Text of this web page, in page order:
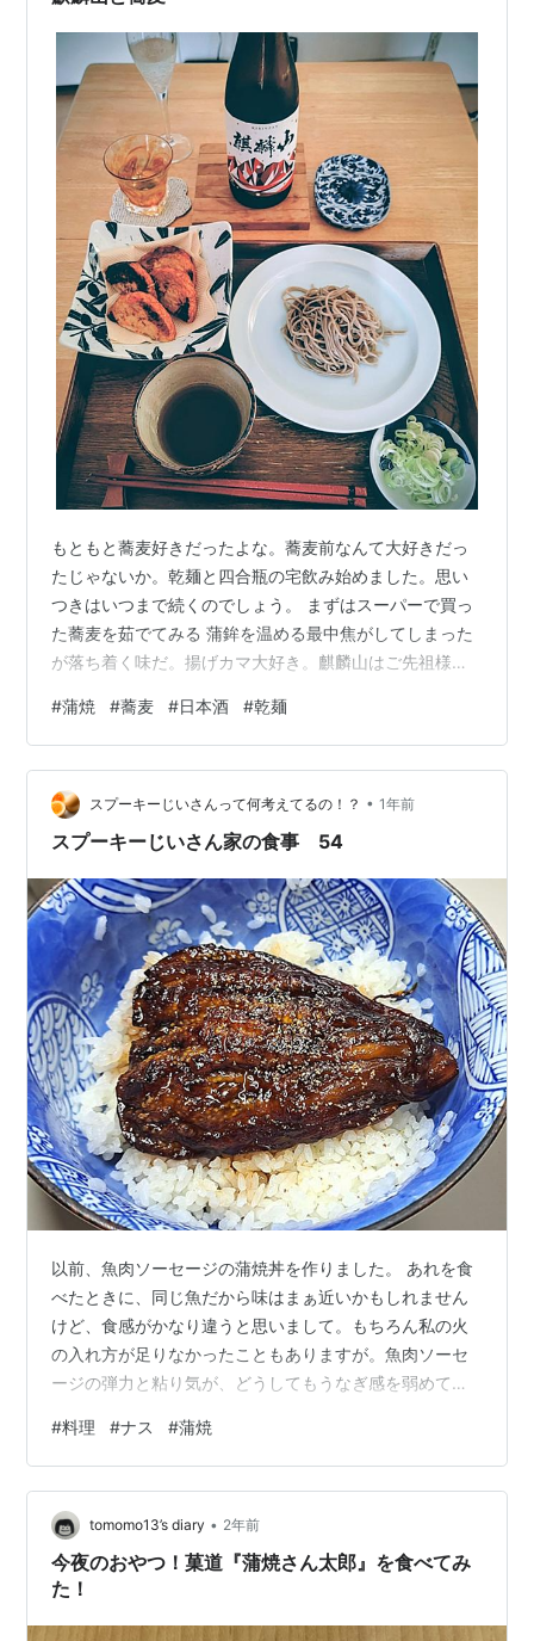
もともと蕎麦好きだったよな。蕎麦前なんて大好きだっ
たじゃないか。乾麺と四合瓶の宅飲み始めました。思い
つきはいつまで続くのでしょう。 まずはスーパーで買っ
た蕎麦を茹でてみる 蒲鉾を温める最中焦がしてしまった
が落ち着く味だ。揚げカマ大好き。麒麟山はご先祖様の
ずっと保管してたこのお酒を飲み切ろう。 サンマ蒲焼×
玉子味噌とトロ鰹 玉子味噌は青森の郷土料理・貝焼き味
噌のアレンジで、砂糖と味噌を卵で溶いて焼いたご飯の
おかず。せっかくなのでこれらを“酒クズアフタヌーンテ
ィー”風にセッティング。 昨年末、クリスマス気分高揚に
#蒲焼 #蕎麦 #日本酒 #乾麺
スプーキーじいさんって何考えてるの！？ • 1年前
スプーキーじいさん家の食事 54
以前、魚肉ソーセージの蒲焼丼を作りました。 あれを食
べたときに、同じ魚だから味はまぁ近いかもしれません
けど、食感がかなり違うと思いまして。もちろん私の火
の入れ方が足りなかったこともありますが。魚肉ソーセ
ージの弾力と粘り気が、どうしてもうなぎ感を弱めてし
感に近いものと言えば……？そうだ、焼きナス！ナスを開
いて焼いたらうなぎっぽくなるのではないか？ 調べてみ
たら、あるはあるは。ネットに同じようなことを考えた
人達のレシピが多数見つかりました。食品メーカーのレ
シピのページにも載っていたので、結構メジャーな料理
らしいです。で、それらのレシピを読んでみて…
#料理 #ナス #蒲焼
tomomo13’s diary • 2年前
今夜のおやつ！菓道『蒲焼さん太郎』を食べてみ
た！